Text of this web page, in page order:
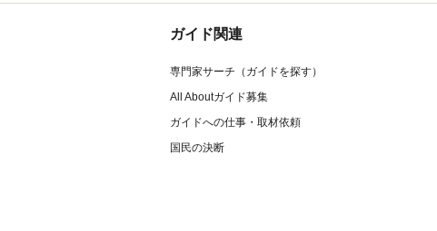
ガイド関連
専門家サーチ（ガイドを探す）
All Aboutガイド募集
ガイドへの仕事・取材依頼
国民の決断